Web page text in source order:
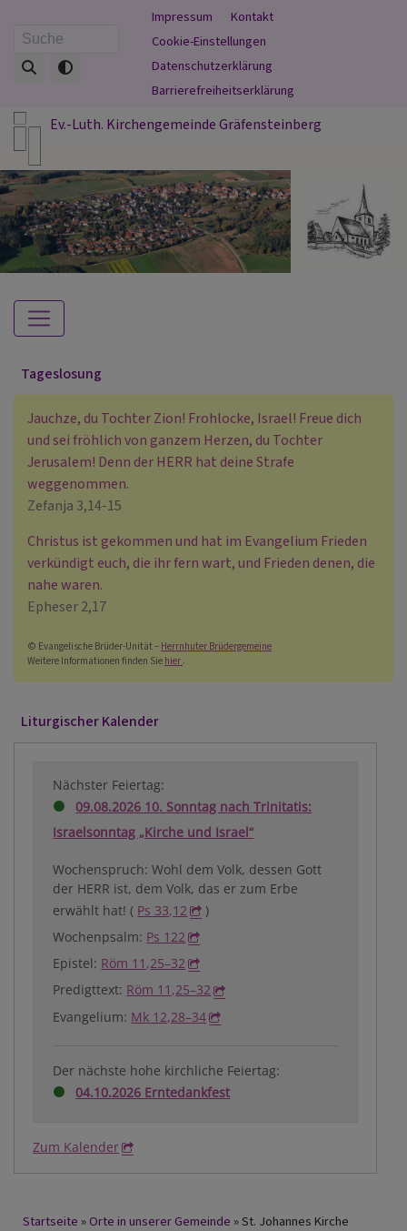
zum
Suche
Fußbereichsmenü
Impressum
Kontakt
Cookie-Einstellungen
Datenschutzerklärung
Barrierefreiheitserklärung
Ev.-Luth. Kirchengemeinde Gräfensteinberg
Hauptnavigation
Tageslosung
Jauchze, du Tochter Zion! Frohlocke, Israel! Freue dich
und sei fröhlich von ganzem Herzen, du Tochter
Jerusalem! Denn der HERR hat deine Strafe
weggenommen.
Zefanja 3,14-15
Christus ist gekommen und hat im Evangelium Frieden
verkündigt euch, die ihr fern wart, und Frieden denen, die
nahe waren.
Epheser 2,17
© Evangelische Brüder-Unität – Herrnhuter Brüdergemeine
Weitere Informationen finden Sie hier .
Liturgischer Kalender
Nächster Feiertag:
09.08.2026 10. Sonntag nach Trinitatis:
Israelsonntag „Kirche und Israel“
Wochenspruch: Wohl dem Volk, dessen Gott
der HERR ist, dem Volk, das er zum Erbe
erwählt hat! ( Ps 33,12
)
Wochenpsalm: Ps 122
Epistel: Röm 11,25–32
Predigttext: Röm 11,25–32
Evangelium: Mk 12,28–34
Der nächste hohe kirchliche Feiertag:
04.10.2026 Erntedankfest
Zum Kalender
Startseite Orte in unserer Gemeinde St. Johannes Kirche